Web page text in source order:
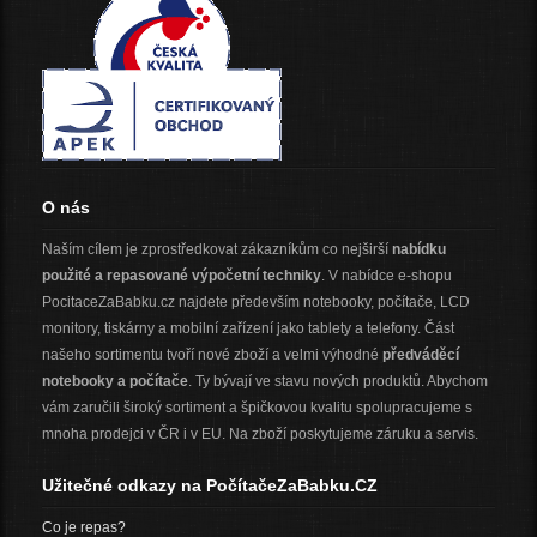
O nás
Naším cílem je zprostředkovat zákazníkům co nejširší nabídku
použité a repasované výpočetní techniky. V nabídce e-shopu
PocitaceZaBabku.cz najdete především notebooky, počítače, LCD
monitory, tiskárny a mobilní zařízení jako tablety a telefony. Část
našeho sortimentu tvoří nové zboží a velmi výhodné předváděcí
notebooky a počítače. Ty bývají ve stavu nových produktů. Abychom
vám zaručili široký sortiment a špičkovou kvalitu spolupracujeme s
mnoha prodejci v ČR i v EU. Na zboží poskytujeme záruku a servis.
Užitečné odkazy na PočítačeZaBabku.CZ
Co je repas?